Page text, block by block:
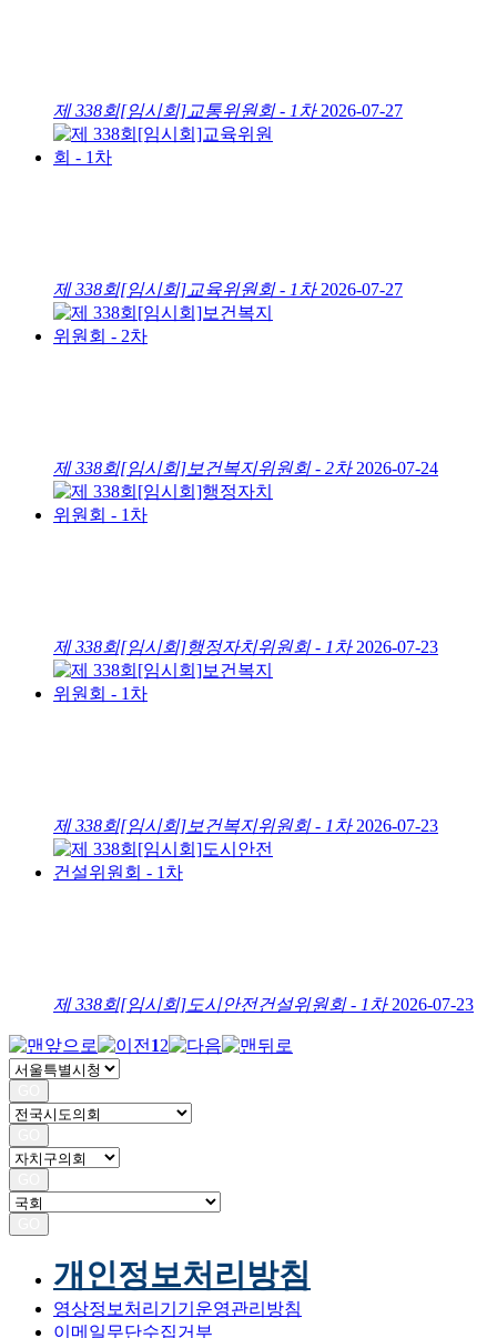
제 338회[임시회]교통위원회 - 1차 2026-07-27
제 338회[임시회]교육위원회 - 1차 2026-07-27
제 338회[임시회]보건복지위원회 - 2차 2026-07-24
제 338회[임시회]행정자치위원회 - 1차 2026-07-23
제 338회[임시회]보건복지위원회 - 1차 2026-07-23
제 338회[임시회]도시안전건설위원회 - 1차 2026-07-23
12
개인정보처리방침
영상정보처리기기운영관리방침
이메일무단수집거부